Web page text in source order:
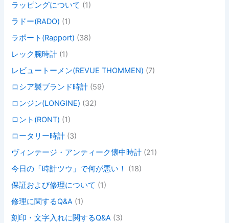
ラッピングについて (1)
ラドー(RADO) (1)
ラポート(Rapport) (38)
レック腕時計 (1)
レビュートーメン(REVUE THOMMEN) (7)
ロシア製ブランド時計 (59)
ロンジン(LONGINE) (32)
ロント(RONT) (1)
ロータリー時計 (3)
ヴィンテージ・アンティーク懐中時計 (21)
今日の「時計ツウ」で何が悪い！
(18)
保証および修理について (1)
修理に関するQ&A (1)
刻印・文字入れに関するQ&A (3)